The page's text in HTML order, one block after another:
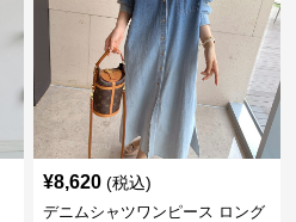
¥8,620 (税込)
デニムシャツワンピース ロング